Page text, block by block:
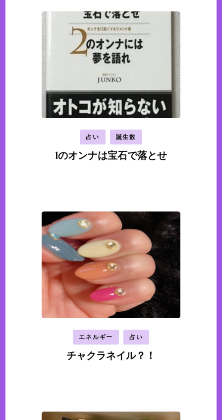
占い 誕生数
1のオンナは宝石で落とせ
エネルギー 占い
チャクラネイル？！